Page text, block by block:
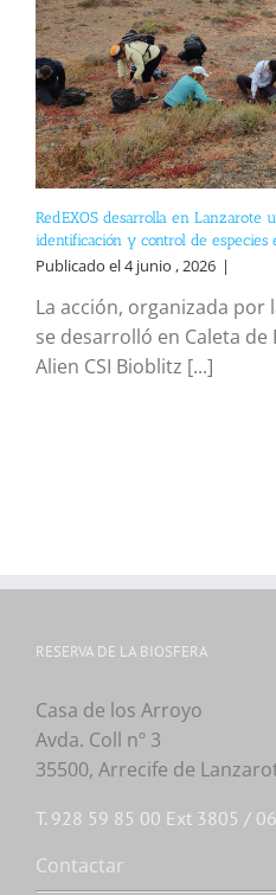
RedEXOS desarrolla en Lanzarote
identificación y control de especies
Publicado el 4 junio , 2026 |
La acción, organizada por
se desarrolló en Caleta
Alien CSI Bioblitz [...]
RESERVA DE LA BIOSFERA
Casa de los Arroyo
Avda. Coll nº 3
35500, Arrecife de
T. 928 59 85 00 Ext 3805 /
Contactar